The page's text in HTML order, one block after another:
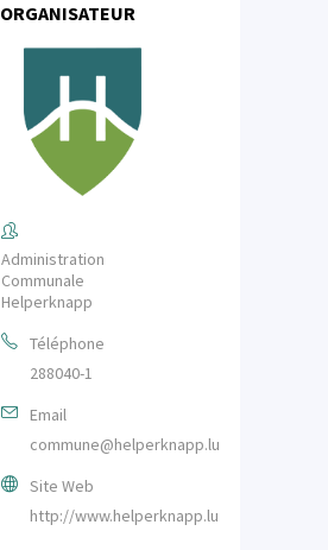
ORGANISATEUR
Administration
Communale
Helperknapp
Téléphone
288040-1
Email
commune@helperknapp.lu
Site Web
http://www.helperknapp.lu